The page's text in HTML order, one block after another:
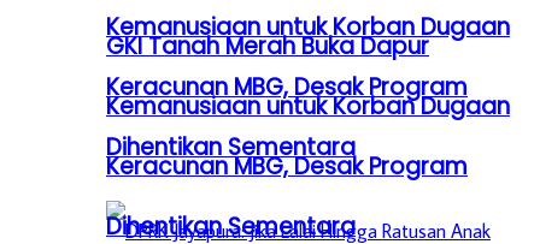
Kemanusiaan untuk Korban Dugaan
Keracunan MBG, Desak Program
Dihentikan Sementara
GKI Tanah Merah Buka Dapur
Kemanusiaan untuk Korban Dugaan
Keracunan MBG, Desak Program
Dihentikan Sementara